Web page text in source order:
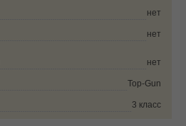
нет
нет
нет
Top-Gun
3 класс